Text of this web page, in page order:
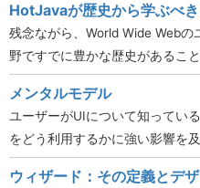
HotJavaが歴史から学ぶべ
残念ながら、World Wide Web
野ですでに豊かな歴史があるこ
メンタルモデル
ユーザーがUIについて知ってい
をどう利用するかに強い影響を及
ウィザード：その定義とデ